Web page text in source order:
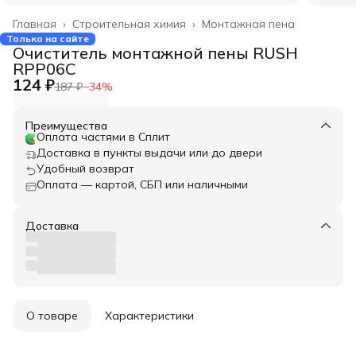
Монтажная пена
Строительная химия ›
Главная ›
Только на сайте
Очиститель монтажной пены RUSH
RPP06C
124 ₽187 ₽−34%
Преимущества
Оплата частями в Сплит
Доставка в пункты выдачи или до двери
Удобный возврат
Оплата — картой, СБП или наличными
Доставка
О товаре Характеристики